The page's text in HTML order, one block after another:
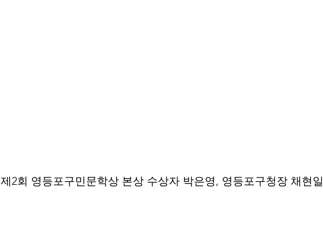
제2회 영등포구민문학상 본상 수상자 박은영, 영등포구청장 채현일